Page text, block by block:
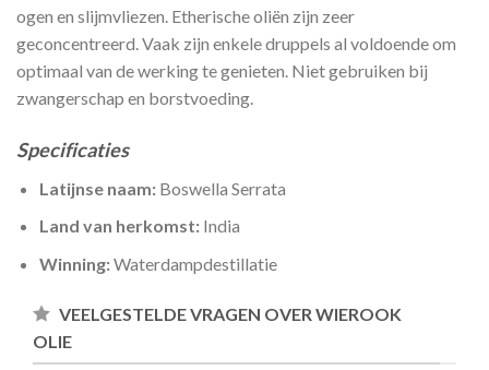
ogen en slijmvliezen. Etherische oliën zijn zeer
geconcentreerd. Vaak zijn enkele druppels al voldoende om
optimaal van de werking te genieten. Niet gebruiken bij
zwangerschap en borstvoeding.
Specificaties
Latijnse naam:Boswella Serrata
Land van herkomst:India
Winning:Waterdampdestillatie
VEELGESTELDE VRAGEN OVER WIEROOK
OLIE